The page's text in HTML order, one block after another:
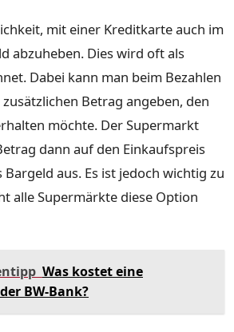
mit einer Kreditkarte auch im
abzuheben. Dies wird oft als
Dabei kann man beim Bezahlen
Betrag angeben, den
möchte. Der Supermarkt
dann auf den Einkaufspreis
aus. Es ist jedoch wichtig zu
alle Supermärkte diese Option
Was kostet eine
BW-Bank?